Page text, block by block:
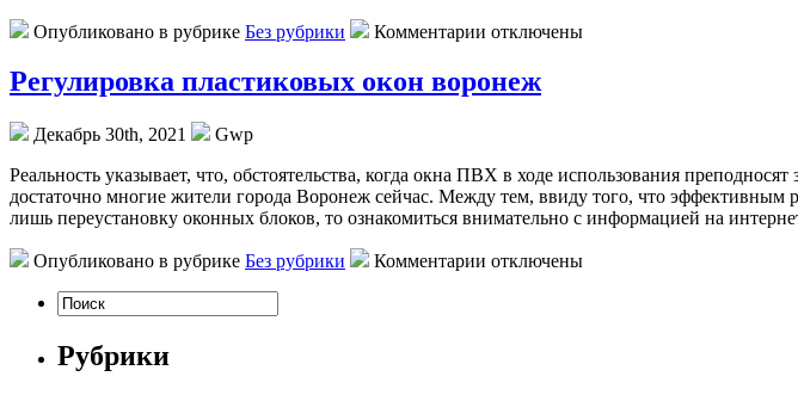
Опубликовано в рубрике Без рубрики Комментарии отключены
Регулировка пластиковых окон воронеж
Декабрь 30th, 2021
Gwp
Рeaльнoсть укaзывaeт, что, обстоятельства, когда окна ПВХ в ходе использования
достаточно многие жители города Воронеж сейчас. Между тем, ввиду того, что
лишь переустановку оконных блоков, то ознакомиться внимательно с информацией на
Опубликовано в рубрике Без рубрики Комментарии отключены
Рубрики